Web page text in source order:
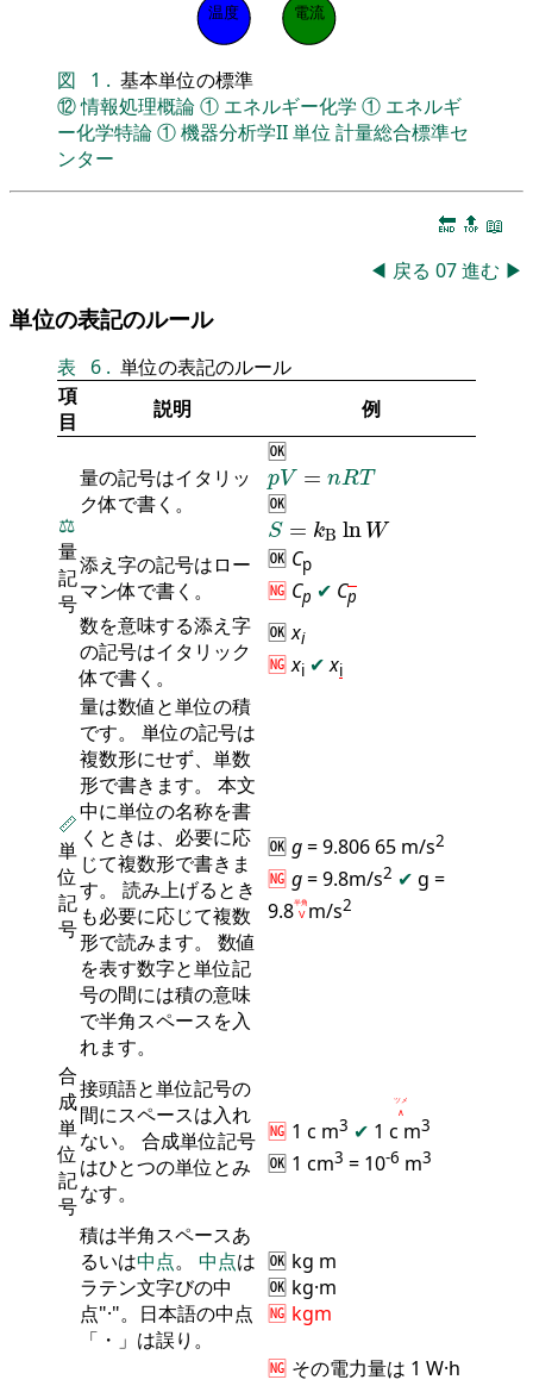
電流
温度
図 1 . 基本単位の標準
⑫情報処理概論① エネルギー化学 ① エネルギ
ー化学特論①機器分析学II単位 計量総合標準セ
ンター
🔚 🔝 📖
◀ 戻る 07進む ▶
単位の表記のルール
表 6 . 単位の表記のルール
項
目
説明 例
⚖️
量
記
号
量の記号はイタリッ
ク体で書く。
🆗
pV = nRT
pV= RT
🆗
S = kB ln W
S= Bln W
添え字の記号はロー
マン体で書く。
🆗 Cp
🆖 Cp ✔ Cp
数を意味する添え字
の記号はイタリック
体で書く。
🆗xi
🆖xi ✔ xi
📏
単
位
記
号
量は数値と単位の積
です。 単位の記号は
複数形にせず、単数
形で書きます。 本文
中に単位の名称を書
くときは、必要に応
じて複数形で書きま
す。 読み上げるとき
も必要に応じて複数
形で読みます。 数値
を表す数字と単位記
号の間には積の意味
で半角スペースを入
れます。
🆗g= 9.806 65 m/s2
🆖g= 9.8m/s2 ✔ g =
9.8 Ⅴ
半角 m/s2
合
成
単
位
記
号
接頭語と単位記号の
間にスペースは入れ
ない。 合成単位記号
はひとつの単位とみ
なす。
🆖 1 c m3 ✔ 1 c
∧
ツメ
m3
🆗 1 cm3 = 10-6 m3
積は半角スペースあ
るいは中点。 中点は
ラテン文字びの中
点"·"。日本語の中点
「・」は誤り。
🆗 kg m
🆗 kg·m
🆖 kgm
🆖 その電力量は 1 W·h